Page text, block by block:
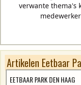
verwante thema's
Artikelen Eetbaar
EETBAAR PARK DEN HAAG